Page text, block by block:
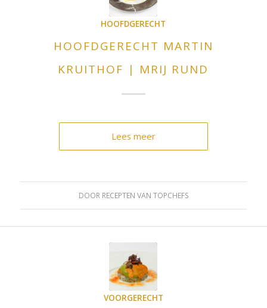
HOOFDGERECHT
HOOFDGERECHT MARTIN
KRUITHOF | MRIJ RUND
Lees meer
DOOR RECEPTEN VAN TOPCHEFS
VOORGERECHT